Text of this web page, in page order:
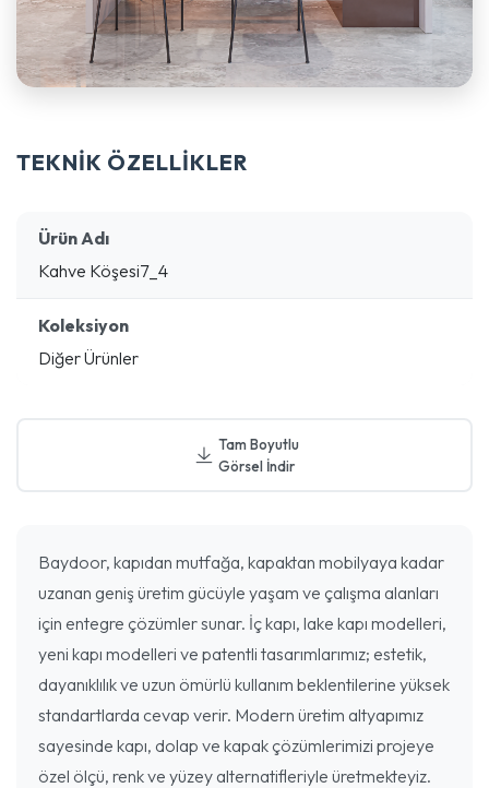
TEKNİK ÖZELLİKLER
Ürün Adı
Kahve Köşesi7_4
Koleksiyon
Diğer Ürünler
Tam Boyutlu
Görsel İndir
Baydoor, kapıdan mutfağa, kapaktan mobilyaya kadar
uzanan geniş üretim gücüyle yaşam ve çalışma alanları
için entegre çözümler sunar. İç kapı, lake kapı modelleri,
yeni kapı modelleri ve patentli tasarımlarımız; estetik,
dayanıklılık ve uzun ömürlü kullanım beklentilerine yüksek
standartlarda cevap verir. Modern üretim altyapımız
sayesinde kapı, dolap ve kapak çözümlerimizi projeye
özel ölçü, renk ve yüzey alternatifleriyle üretmekteyiz.